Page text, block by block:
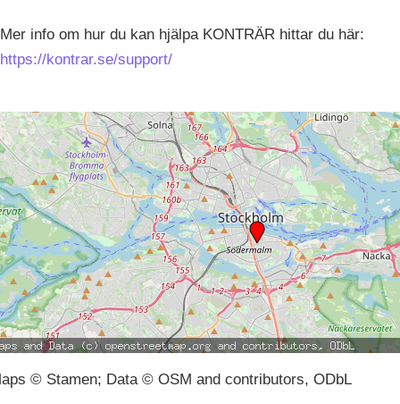
Mer info om hur du kan hjälpa KONTRÄR hittar du här:
https://kontrar.se/support/
© Stamen; Data © OSM and contributors, ODbL